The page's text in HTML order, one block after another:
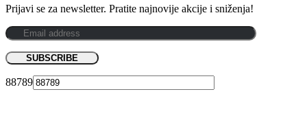
Prijavi se za newsletter. Pratite najnovije akcije i sniženja!
88789